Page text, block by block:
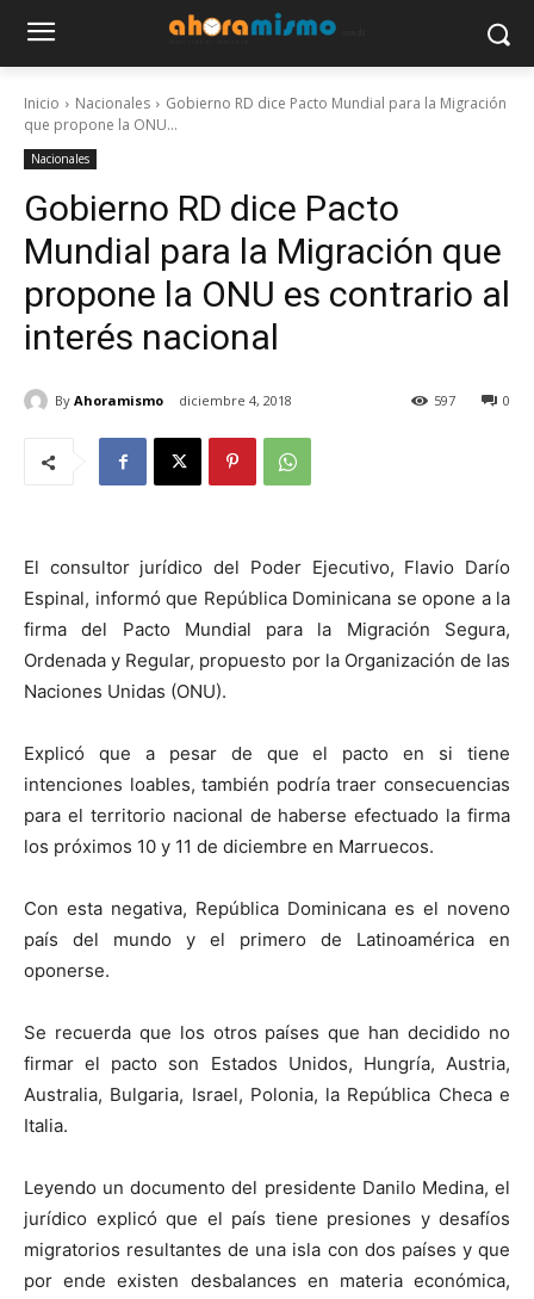
Inicio Nacionales
Gobierno RD dice Pacto Mundial para la Migración
que propone la ONU...
Nacionales
Gobierno RD dice Pacto
Mundial para la Migración que
propone la ONU es contrario al
interés nacional
By Ahoramismo diciembre 4, 2018 0
597
El consultor jurídico del Poder Ejecutivo, Flavio Darío
Espinal, informó que República Dominicana se opone a la
firma del Pacto Mundial para la Migración Segura,
Ordenada y Regular, propuesto por la Organización de las
Naciones Unidas (ONU).
Explicó que a pesar de que el pacto en si tiene
intenciones loables, también podría traer consecuencias
para el territorio nacional de haberse efectuado la firma
los próximos 10 y 11 de diciembre en Marruecos.
Con esta negativa, República Dominicana es el noveno
país del mundo y el primero de Latinoamérica en
oponerse.
Se recuerda que los otros países que han decidido no
firmar el pacto son Estados Unidos, Hungría, Austria,
Australia, Bulgaria, Israel, Polonia, la República Checa e
Italia.
Leyendo un documento del presidente Danilo Medina, el
jurídico explicó que el país tiene presiones y desafíos
migratorios resultantes de una isla con dos países y que
por ende existen desbalances en materia económica,